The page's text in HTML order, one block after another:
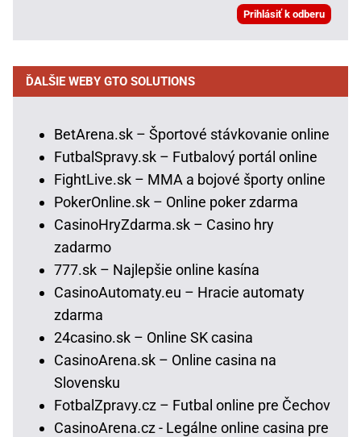
ĎALŠIE WEBY GTO SOLUTIONS
BetArena.sk – Športové stávkovanie online
FutbalSpravy.sk – Futbalový portál online
FightLive.sk – MMA a bojové športy online
PokerOnline.sk – Online poker zdarma
CasinoHryZdarma.sk – Casino hry
zadarmo
777.sk – Najlepšie online kasína
CasinoAutomaty.eu – Hracie automaty
zdarma
24casino.sk – Online SK casina
CasinoArena.sk – Online casina na
Slovensku
FotbalZpravy.cz – Futbal online pre Čechov
CasinoArena.cz - Legálne online casina pre